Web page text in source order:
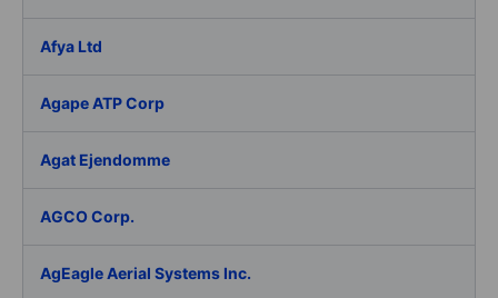
Afya Ltd
Agape ATP Corp
Agat Ejendomme
AGCO Corp.
AgEagle Aerial Systems Inc.